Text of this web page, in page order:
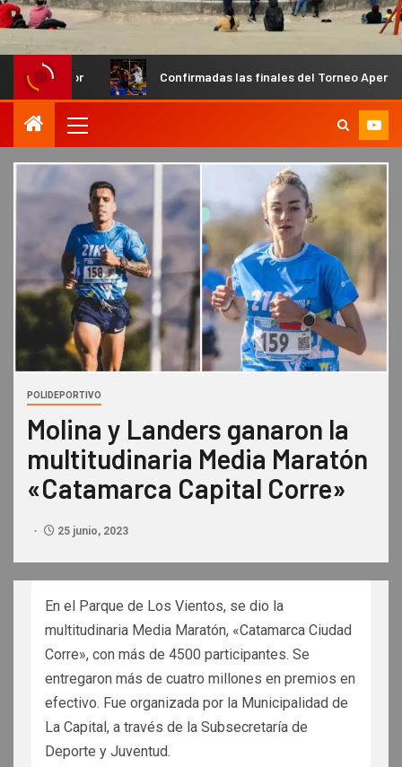
Confirmadas las finales del Torneo Apertura de Futsal
POLIDEPORTIVO
Molina y Landers ganaron la
multitudinaria Media Maratón
«Catamarca Capital Corre»
25 junio, 2023
En el Parque de Los Vientos, se dio la
multitudinaria Media Maratón, «Catamarca Ciudad
Corre», con más de 4500 participantes. Se
entregaron más de cuatro millones en premios en
efectivo. Fue organizada por la Municipalidad de
La Capital, a través de la Subsecretaría de
Deporte y Juventud.